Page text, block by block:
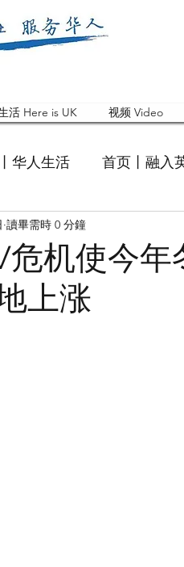
活 Here is UK 视频 Video
华人生活 首页丨融入
快乐肥宅指南 Cola
华人人物
危机使今
上涨
讀畢需時 0 分鐘